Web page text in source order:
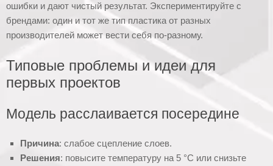
ошибки и дают чистый результат. Экспериментируйте с
брендами: один и тот же тип пластика от разных
производителей может вести себя по-разному.
Типовые проблемы и идеи для
первых проектов
Модель расслаивается посередине
Причина: слабое сцепление слоев.
Решения: повысите температуру на 5 °C или снизьте